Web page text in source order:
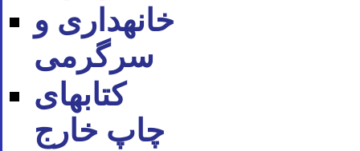
خانه‪داری و
سرگرمی
کتاب‪های
چاپ خارج